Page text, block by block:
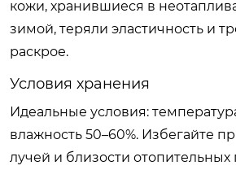
кожи, хранившиеся в
зимой, теряли эластичность и
раскрое.
Условия хранения
Идеальные условия:
влажность 50–60%. Избегайте
лучей и близости